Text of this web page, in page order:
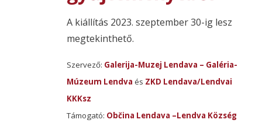
A kiállítás 2023. szeptember 30-ig lesz
megtekinthető.
Szervező: Galerija-Muzej Lendava – Galéria-
Múzeum Lendva és ZKD Lendava/Lendvai
KKKsz
Támogató: Občina Lendava –Lendva Község